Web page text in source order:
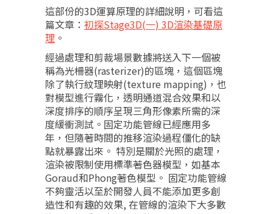
這部份的3D運算原理的詳細說明，可看這
篇文章： 初探Stage3D(一) 3D渲染基礎原
理 。
經過處理和剪裁場景數據將送入下一個被
稱為光柵器(rasterizer)的區塊，這個區塊
除了執行紋理映射(texture mapping)，也
對模型進行霧化，透明通道混合效果和以
深度排序的順序呈現三角形像素所需的深
度緩衝測試。固定功能管線已經應用多
年，但隨著時間的推移渲染過程僵化的缺
點就暴露出來。 特別是關於光照的處理，
渲染被限制使用標準著色器模型，如基本
Goraud和Phong著色模型。 固定功能管線
不夠靈活以至於開發人員不能添加更多創
造性和有趣的效果, 在管線的渲染下大多數